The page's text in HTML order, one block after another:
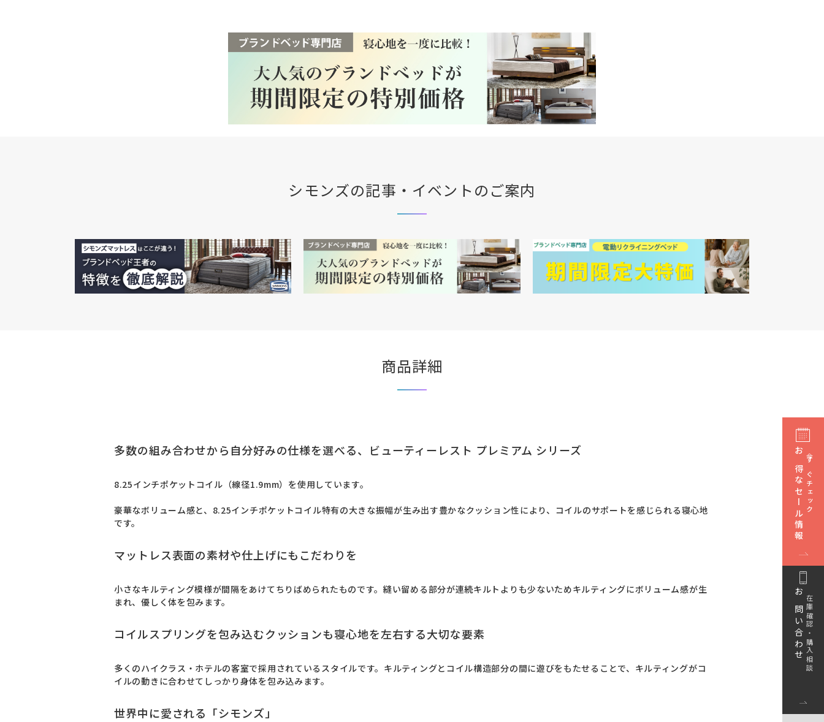
シモンズの記事・イベントのご案内
商品詳細
多数の組み合わせから自分好みの仕様を選べる、ビューティーレスト プレミアム シリーズ
8.25インチポケットコイル（線径1.9mm）を使用しています。
豪華なボリューム感と、8.25インチポケットコイル特有の大きな振幅が生み出す豊かなクッション性により、コイルのサポートを感じられる寝心地
です。
マットレス表面の素材や仕上げにもこだわりを
小さなキルティング模様が間隔をあけてちりばめられたものです。縫い留める部分が連続キルトよりも少ないためキルティングにボリューム感が生
まれ、優しく体を包みます。
コイルスプリングを包み込むクッションも寝心地を左右する大切な要素
多くのハイクラス・ホテルの客室で採用されているスタイルです。キルティングとコイル構造部分の間に遊びをもたせることで、キルティングがコ
イルの動きに合わせてしっかり身体を包み込みます。
世界中に愛される「シモンズ」
今すぐチェック
お得なセール情報
お問い合わせ在庫確認・購入相談